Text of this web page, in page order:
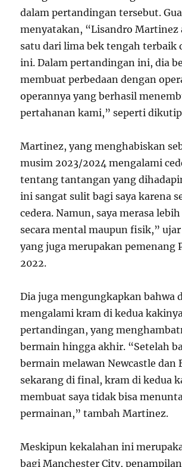
dalam pertandingan tersebut.
menyatakan, “Lisandro Martinez
satu dari lima bek tengah terbaik
ini. Dalam pertandingan ini, dia
membuat perbedaan dengan
operannya yang berhasil
pertahanan kami,” seperti
Martinez, yang menghabiskan
musim 2023/2024 mengalami
tentang tantangan yang
ini sangat sulit bagi saya karena
cedera. Namun, saya merasa
secara mental maupun fisik,”
yang juga merupakan pemenang
2022.
Dia juga mengungkapkan bahwa
mengalami kram di kedua
pertandingan, yang
bermain hingga akhir. “Setelah
bermain melawan Newcastle dan
sekarang di final, kram di kedua
membuat saya tidak bisa
permainan,” tambah Martinez.
Meskipun kekalahan ini
bagi Manchester City,